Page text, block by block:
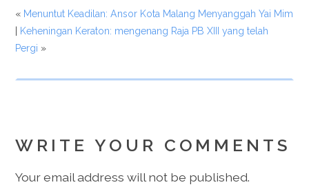
« Menuntut Keadilan: Ansor Kota Malang Menyanggah Yai Mim
Keheningan Keraton: mengenang Raja PB XIII yang telah
Pergi »
WRITE YOUR COMMENTS
Your email address will not be published.